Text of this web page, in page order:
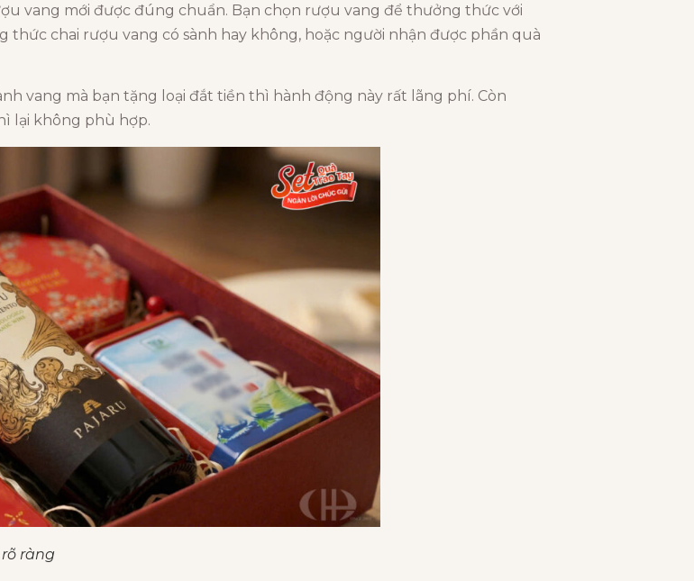
vang mới được đúng chuẩn. Bạn chọn rượu vang để thưởng thức với
chai rượu vang có sành hay không, hoặc người nhận được phần quà
vang mà bạn tặng loại đắt tiền thì hành động này rất lãng phí. Còn
lại không phù hợp.
ràng